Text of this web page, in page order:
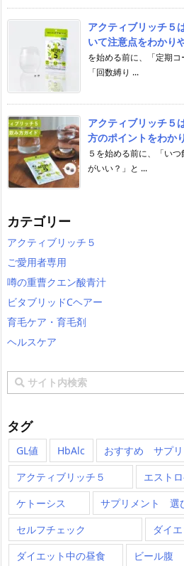
アクティブリッチ５
いて注意点をわかり
を始める前に、「定期コ
「回数縛り ...
アクティブリッチ５
方のポイントをわか
５を始める前に、「い
がいい？」と ...
カテゴリー
アクティブリッチ５
ご愛用者専用
噂の重曹クエン酸青汁
ビタブリッドCヘアー
育毛ケア・育毛剤
ヘルスケア
タグ
GL値 HbAlc おすすめ サプリ
アクティブリッチ５
エスト
ケトーシス
サプリメント 選
セルフチェック
ダイ
ダイエット中の昼食
ビール腹